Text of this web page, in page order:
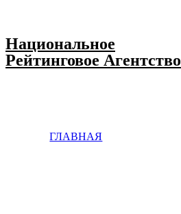
Национальное
Рейтинговое Агентство
ГЛАВНАЯ